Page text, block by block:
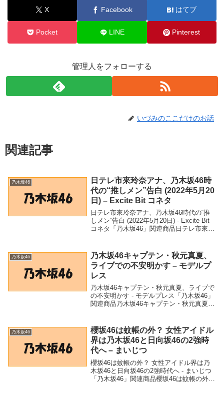
X Facebook はてブ
Pocket LINE Pinterest
管理人をフォローする
いづみのここだけのお話
関連記事
乃木坂46
日テレ市來玲奈アナ、乃木坂46時
代の“推しメン”告白 (2022年5月20
日) – Excite Bit コネタ
日テレ市來玲奈アナ、乃木坂46時代の“推
しメン”告白 (2022年5月20日) - Excite Bit
コネタ「乃木坂46」関連商品日テレ市來玲
乃木坂46
乃木坂46キャプテン・秋元真夏、
ライブでの不安明かす – モデルプ
レス
乃木坂46キャプテン・秋元真夏、ライブで
の不安明かす - モデルプレス「乃木坂46」
関連商品乃木坂46キャプテン・秋元真夏、
安明かすモデルプレス
乃木坂46
櫻坂46は蚊帳の外？ 女性アイドル
界は乃木坂46と日向坂46の2強時
代へ – まいじつ
櫻坂46は蚊帳の外？ 女性アイドル界は乃
木坂46と日向坂46の2強時代へ - まいじつ
「乃木坂46」関連商品櫻坂46は蚊帳の外？